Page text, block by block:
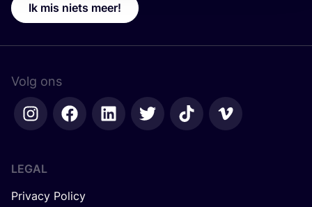
Ik mis niets meer!
Volg ons
LEGAL
Privacy Policy